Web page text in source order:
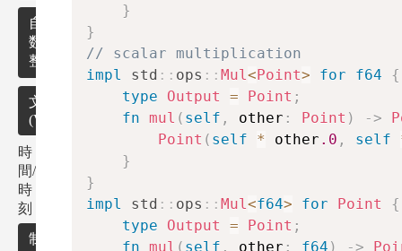
循
環
検
出
自然
数・
整数
自然
数・
整数
の関
数・
定理
素
文字列
(Vector)
文
字
列
検
索
時
間/
時
刻
制
}
}
// scalar multiplication
impl
std :: ops :: Mul <Point> for f64
{
type
Output = Point ;
fn mul ( self , other : Point ) ->
Point ( self * other .0 , self
}
}
impl
std :: ops :: Mul <f64> for Point
{
type
Output = Point ;
fn mul ( self , other : f64 ) ->